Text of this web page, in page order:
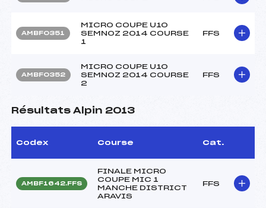
AMBF0351
MICRO COUPE U10
SEMNOZ 2014 COURSE
1
FFS
AMBF0352
MICRO COUPE U10
SEMNOZ 2014 COURSE
2
FFS
Résultats Alpin 2013
Codex Course Cat.
AMBF1642.FFS
FINALE MICRO
COUPE MIC 1
MANCHE DISTRICT
ARAVIS
FFS